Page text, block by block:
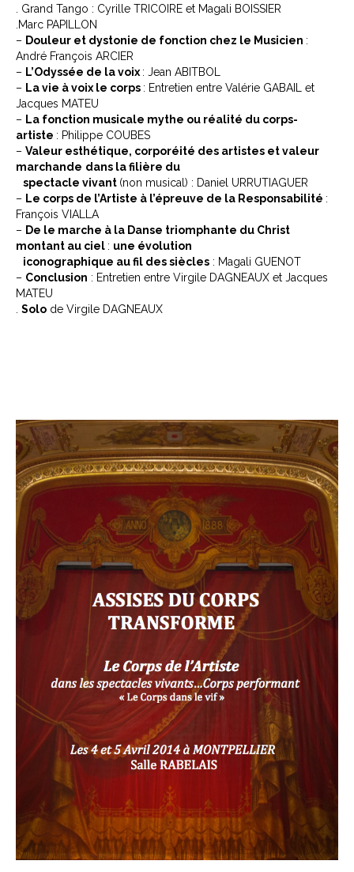
. Grand Tango : Cyrille TRICOIRE et Magali BOISSIER
.Marc PAPILLON
– Douleur et dystonie de fonction chez le Musicien :
André François ARCIER
– L’Odyssée de la voix : Jean ABITBOL
– La vie à voix le corps : Entretien entre Valérie GABAIL et
Jacques MATEU
– La fonction musicale mythe ou réalité du corps-
artiste : Philippe COUBES
– Valeur esthétique, corporéité des artistes et valeur
marchande dans la filière du
spectacle vivant (non musical) : Daniel URRUTIAGUER
– Le corps de l’Artiste à l’épreuve de la Responsabilité :
François VIALLA
– De le marche à la Danse triomphante du Christ
montant au ciel : une évolution
iconographique au fil des siècles : Magali GUENOT
– Conclusion : Entretien entre Virgile DAGNEAUX et Jacques
MATEU
Solo de Virgile DAGNEAUX